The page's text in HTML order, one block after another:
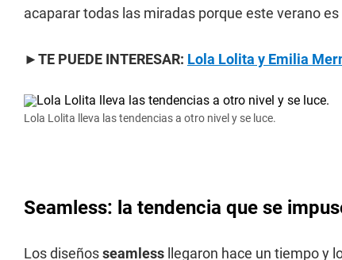
acaparar todas las miradas porque este verano
►TE PUEDE INTERESAR: Lola Lolita y Emilia
Lola Lolita lleva las tendencias a otro nivel y se luce.
Seamless: la tendencia que se
Los diseñosseamless llegaron hace un tiempo y